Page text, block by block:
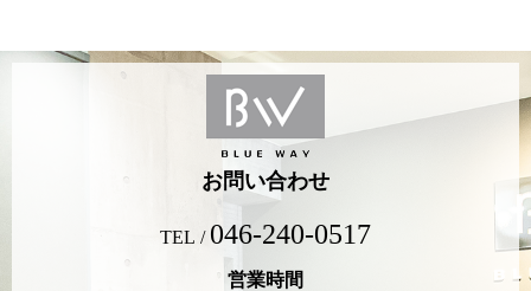
お問い合わせ
TEL / 046-240-0517
営業時間